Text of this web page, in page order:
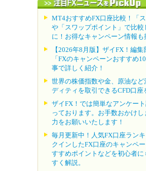
MT4おすすめFX口座比較！「ス
や「スワップポイント」で比較
に！お得なキャンペーン情報も
【2026年8月版】ザイFX！編
「FXのキャンペーンおすすめ
事で詳しく紹介！
世界の株価指数や金、原油など
ディティを取引できるCFD口座
ザイFX！では簡単なアンケー
っております。お手数おかけ
力をお願いいたします！
毎月更新中！人気FX口座ラン
クインしたFX口座のキャンペ
すすめポイントなどを初心者に
すく解説。